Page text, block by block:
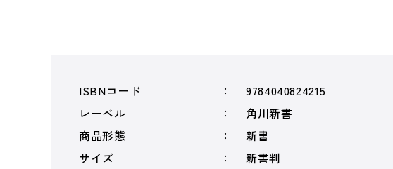
ISBNコード
9784040824215
レーベル
角川新書
商品形態
新書
サイズ
新書判